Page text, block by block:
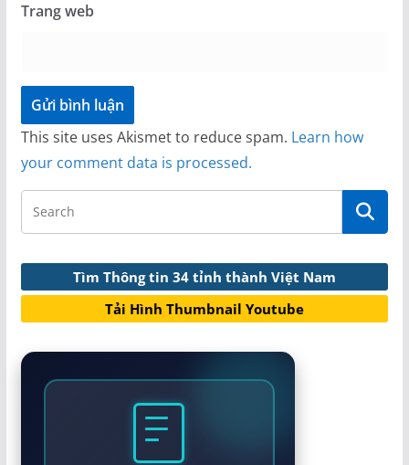
Trang web
This site uses Akismet to reduce spam. Learn how
your comment data is processed.
Tìm Thông tin 34 tỉnh thành Việt Nam
Tải Hình Thumbnail Youtube